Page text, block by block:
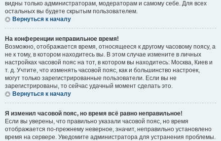
видны только администраторам, модераторам и самому себе. Для всех
остальных вы будете скрытым пользователем.
Вернуться к началу
На конференции неправильное время!
Возможно, отображается время, относящееся к другому часовому поясу, а
не к тому, в котором находитесь вы. В этом случае измените в личных
настройках часовой пояс на тот, в котором вы находитесь: Москва, Киев и
т. д. Учтите, что изменять часовой пояс, как и большинство настроек,
могут только зарегистрированные пользователи. Если вы не
зарегистрированы, то сейчас удачный момент сделать это.
Вернуться к началу
Я изменил часовой пояс, но время всё равно неправильное!
Если вы уверены, что правильно указали часовой пояс, но время
отображается по-прежнему неверное, значит, неправильно установлено
время на сервере. Уведомите администратора для устранения проблемы.